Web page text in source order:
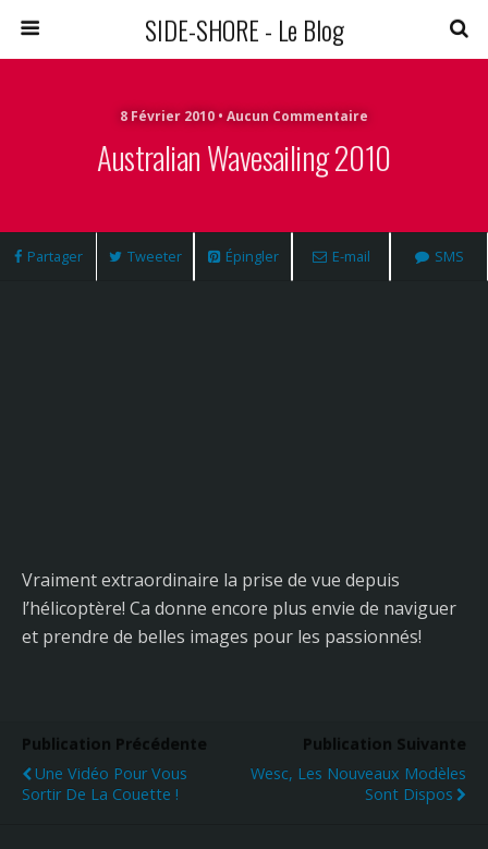
SIDE-SHORE - Le Blog
8 Février 2010 • Aucun Commentaire
Australian Wavesailing 2010
Partager Tweeter Épingler E-mail SMS
Vraiment extraordinaire la prise de vue depuis
l’hélicoptère! Ca donne encore plus envie de naviguer
et prendre de belles images pour les passionnés!
Publication Précédente
Une Vidéo Pour Vous
Sortir De La Couette !
Publication Suivante
Wesc, Les Nouveaux Modèles
Sont Dispos